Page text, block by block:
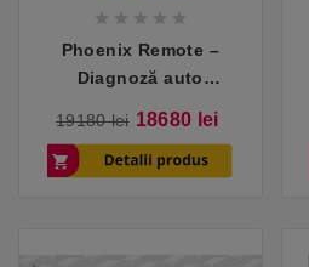
    
Phoenix Remote –
Diagnoză auto
19180 lei 18680 lei